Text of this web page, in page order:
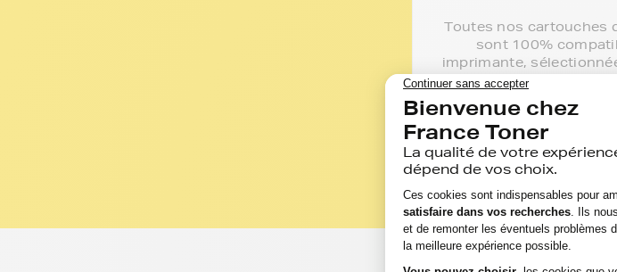
Toutes nos cartouches
sont 100%
imprimante,
l'encre et garanties 2
choisissent ces